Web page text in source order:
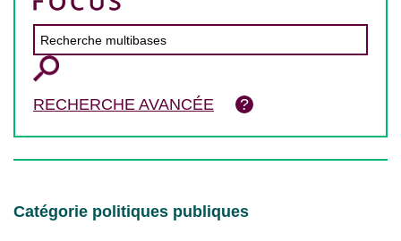
RECHERCHE AVANCÉE
Catégorie politiques publiques